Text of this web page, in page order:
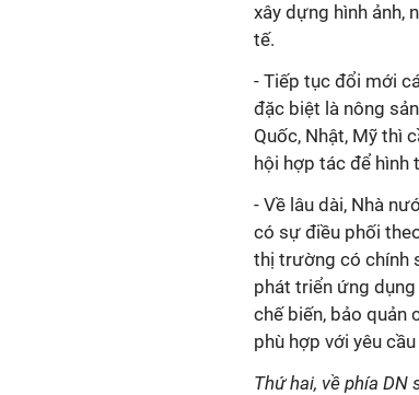
xây dựng hình ảnh,
tế.
- Tiếp tục đổi mới
đặc biệt là nông
Quốc, Nhật, Mỹ thì
hội hợp tác để hình
- Về lâu dài, Nhà
có sự điều phối
thị trường có chính
phát triển ứng
chế biến, bảo quản
phù hợp với yêu
Thứ hai, về phía DN